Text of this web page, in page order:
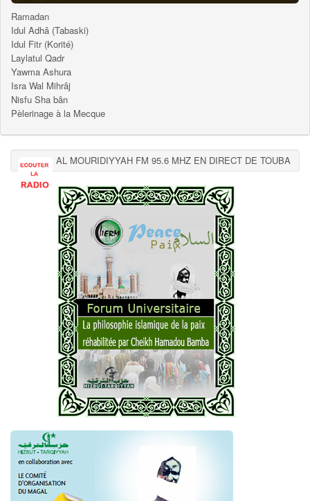
Ramadan
Idul Adhâ (Tabaski)
Idul Fitr (Korité)
Laylatul Qadr
Yawma Ashura
Isra Wal Mihrâj
Nisfu Sha bân
Pèlerinage à la Mecque
AL MOURIDIYYAH FM 95.6 MHZ EN DIRECT DE TOUBA